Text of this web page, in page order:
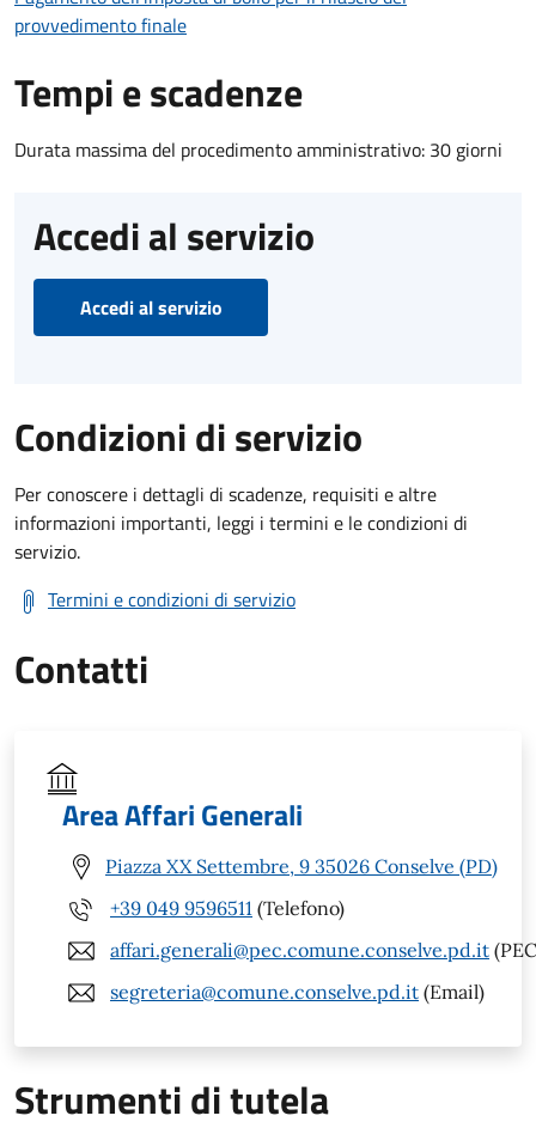
provvedimento finale
Tempi e scadenze
Durata massima del procedimento amministrativo: 30 giorni
Accedi al servizio
Accedi al servizio
Condizioni di servizio
Per conoscere i dettagli di scadenze, requisiti e altre
informazioni importanti, leggi i termini e le condizioni di
servizio.
Termini e condizioni di servizio
Contatti
Area Affari Generali
Piazza XX Settembre, 9 35026 Conselve (PD)
+39 049 9596511 (Telefono)
affari.generali@pec.comune.conselve.pd.it
segreteria@comune.conselve.pd.it (Email)
Strumenti di tutela